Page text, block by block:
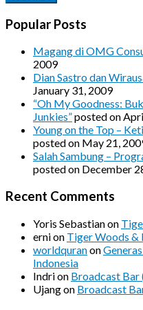
Popular Posts
Magang di OMG
2009
Dian Sastro dan
January 31, 2009
“Oh My Goodness:
Junkies”posted on
Young on the Top –
posted on May 21,
Salah Sambung –
posted on December
Recent Comments
Yoris Sebastianon
ernion Tiger Woods &
worldquranon
Indonesia
Indrion Broadcast Bar
Ujangon Broadcast